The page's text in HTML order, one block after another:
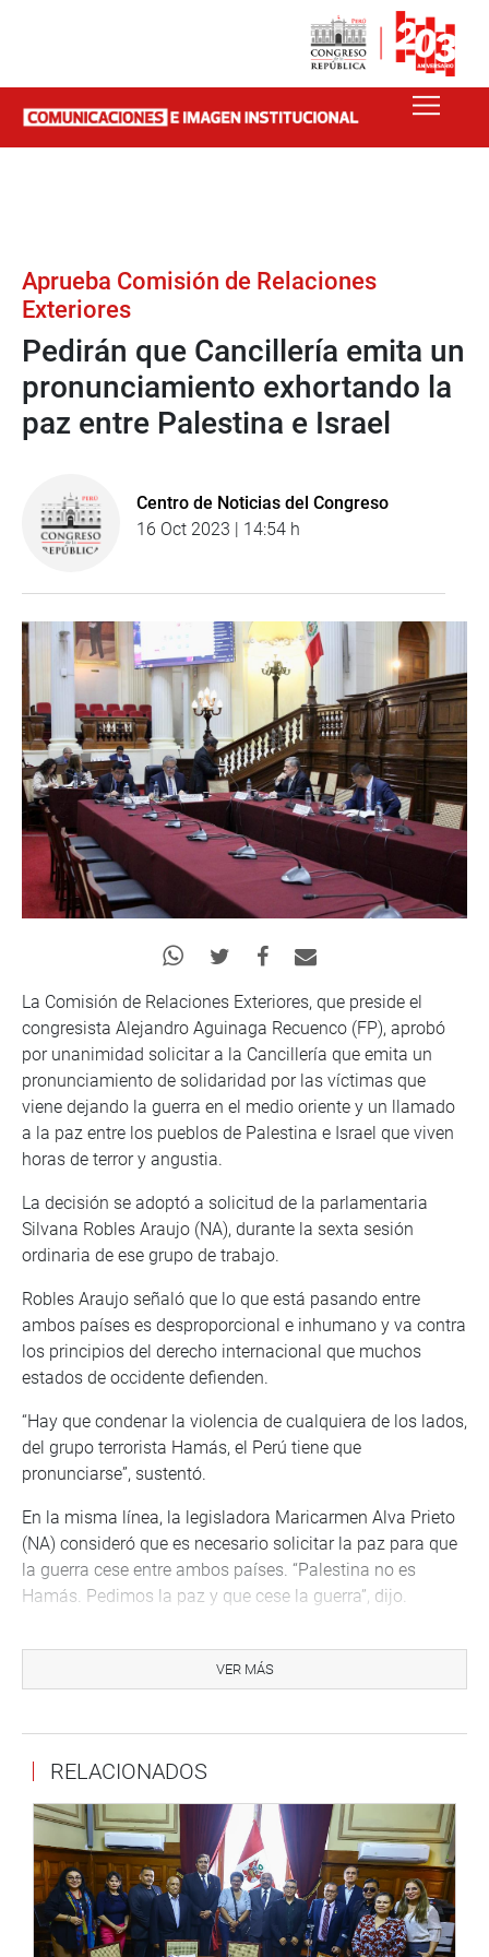
Aprueba Comisión de Relaciones
Exteriores
Pedirán que Cancillería emita un
pronunciamiento exhortando la
paz entre Palestina e Israel
Centro de Noticias del Congreso
16 Oct 2023 | 14:54 h
La Comisión de Relaciones Exteriores, que preside el
congresista Alejandro Aguinaga Recuenco (FP), aprobó
por unanimidad solicitar a la Cancillería que emita un
pronunciamiento de solidaridad por las víctimas que
viene dejando la guerra en el medio oriente y un llamado
a la paz entre los pueblos de Palestina e Israel que viven
horas de terror y angustia.
La decisión se adoptó a solicitud de la parlamentaria
Silvana Robles Araujo (NA), durante la sexta sesión
ordinaria de ese grupo de trabajo.
Robles Araujo señaló que lo que está pasando entre
ambos países es desproporcional e inhumano y va contra
los principios del derecho internacional que muchos
estados de occidente defienden.
“Hay que condenar la violencia de cualquiera de los lados,
del grupo terrorista Hamás, el Perú tiene que
pronunciarse”, sustentó.
En la misma línea, la legisladora Maricarmen Alva Prieto
(NA) consideró que es necesario solicitar la paz para que
la guerra cese entre ambos países. “Palestina no es
Hamás. Pedimos la paz y que cese la guerra”, dijo.
Seguidamente, se presentó al grupo de trabajo el
Murillo, quién brindó opinión técnico legal sobre el
Proyecto de Ley 5216, por el cual se propone denunciar la
Convención Americana de Derechos Humanos (CADH),
ratificada por el Perú el 28 de julio de 1978 y el Proyecto
de Ley 5582/2022, que declara de interés nacional la
denuncia de la Convención Americana sobre Derechos
Humanos y el retiro de la competencia contenciosa de la
Corte Interamericana de Derechos Humanos,
respectivamente (CIDH).
VER MÁS
RELACIONADOS